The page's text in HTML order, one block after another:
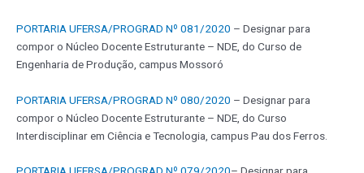
PORTARIA UFERSA/PROGRAD Nº 081/2020 – Designar para
compor o Núcleo Docente Estruturante – NDE, do Curso de
Engenharia de Produção, campus Mossoró
PORTARIA UFERSA/PROGRAD Nº 080/2020 – Designar para
compor o Núcleo Docente Estruturante – NDE, do Curso
Interdisciplinar em Ciência e Tecnologia, campus Pau dos Ferros.